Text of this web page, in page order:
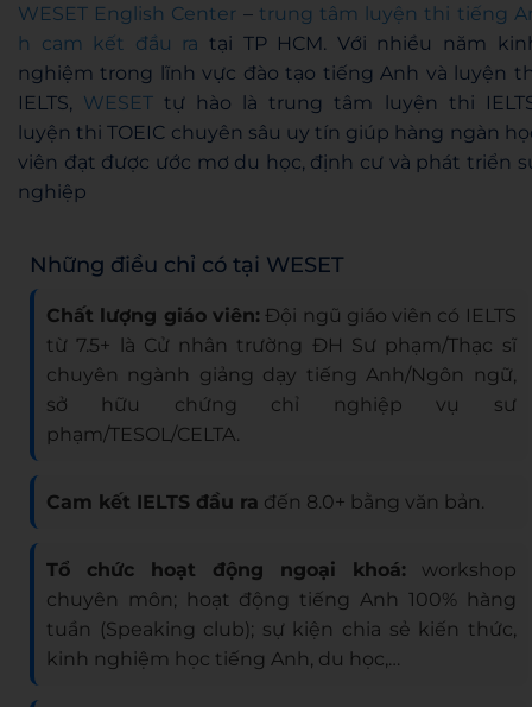
WESET English Center – trung tâm luyện thi tiếng
h cam kết đầu ra tại TP HCM. Với nhiều năm
nghiệm trong lĩnh vực đào tạo tiếng Anh và luyện
IELTS, WESET tự hào là trung tâm luyện thi
luyện thi TOEIC chuyên sâu uy tín giúp hàng ngàn
viên đạt được ước mơ du học, định cư và phát triển
nghiệp
Những điều chỉ có tại WESET
Chất lượng giáo viên:Đội ngũ giáo viên có IELTS
từ 7.5+ là Cử nhân trường ĐH Sư phạm/Thạc sĩ
chuyên ngành giảng dạy tiếng Anh/Ngôn ngữ,
sở hữu chứng chỉ nghiệp vụ sư
phạm/TESOL/CELTA.
Cam kết IELTS đầu ra đến 8.0+ bằng văn bản.
Tổ chức hoạt động ngoại khoá:workshop
chuyên môn; hoạt động tiếng Anh 100% hàng
tuần (Speaking club); sự kiện chia sẻ kiến thức,
kinh nghiệm học tiếng Anh, du học,…